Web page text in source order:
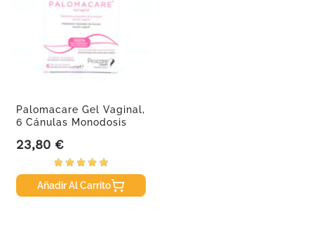
Palomacare Gel Vaginal,
6 Cánulas Monodosis
Precio
23,80 €
Añadir Al Carrito